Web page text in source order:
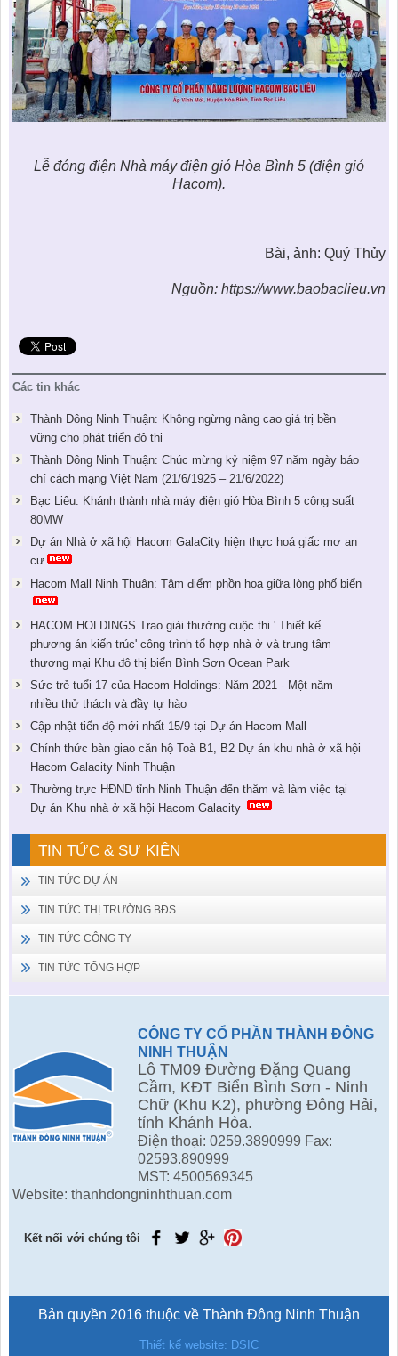
Lễ đóng điện Nhà máy điện gió Hòa Bình 5 (điện gió
Hacom).
Bài, ảnh: Quý Thủy
Nguồn: https://www.baobaclieu.vn
Các tin khác
Thành Đông Ninh Thuận: Không ngừng nâng cao giá trị bền
vững cho phát triển đô thị
Thành Đông Ninh Thuận: Chúc mừng kỷ niệm 97 năm ngày báo
chí cách mạng Việt Nam (21/6/1925 – 21/6/2022)
Bạc Liêu: Khánh thành nhà máy điện gió Hòa Bình 5 công suất
80MW
Dự án Nhà ở xã hội Hacom GalaCity hiện thực hoá giấc mơ an
cư
Hacom Mall Ninh Thuận: Tâm điểm phồn hoa giữa lòng phố biển
HACOM HOLDINGS Trao giải thưởng cuộc thi ' Thiết kế
phương án kiến trúc' công trình tổ hợp nhà ở và trung tâm
thương mại Khu đô thị biển Bình Sơn Ocean Park
Sức trẻ tuổi 17 của Hacom Holdings: Năm 2021 - Một năm
nhiều thử thách và đầy tự hào
Cập nhật tiến độ mới nhất 15/9 tại Dự án Hacom Mall
Chính thức bàn giao căn hộ Toà B1, B2 Dự án khu nhà ở xã hội
Hacom Galacity Ninh Thuận
Thường trực HĐND tỉnh Ninh Thuận đến thăm và làm việc tại
Dự án Khu nhà ở xã hội Hacom Galacity
TIN TỨC & SỰ KIỆN
TIN TỨC DỰ ÁN
TIN TỨC THỊ TRƯỜNG BĐS
TIN TỨC CÔNG TY
TIN TỨC TỔNG HỢP
CÔNG TY CỔ PHẦN THÀNH ĐÔNG
NINH THUẬN
Lô TM09 Đường Đặng Quang
Cầm, KĐT Biển Bình Sơn - Ninh
Chữ (Khu K2), phường Đông Hải,
tỉnh Khánh Hòa.
Điện thoại: 0259.3890999 Fax:
02593.890999
MST: 4500569345
Website: thanhdongninhthuan.com
Kết nối với chúng tôi
Bản quyền 2016 thuộc về Thành Đông Ninh Thuận
Thiết kế website: DSIC